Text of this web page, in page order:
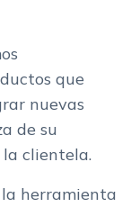
que
nuevas
de su
clientela.
la herramienta